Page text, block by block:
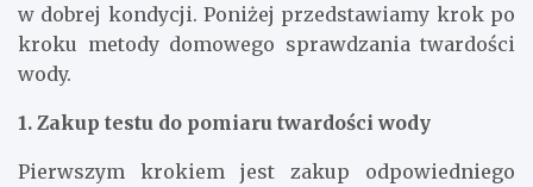
w dobrej kondycji. Poniżej przedstawiamy krok po
kroku metody domowego sprawdzania twardości
wody.
1. Zakup testu do pomiaru twardości wody
Pierwszym krokiem jest zakup odpowiedniego